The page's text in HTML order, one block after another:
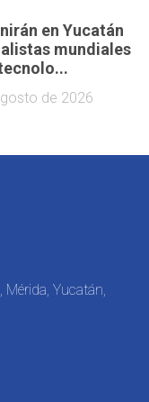
en Yucatán
mundiales
de 2026
Yucatán,